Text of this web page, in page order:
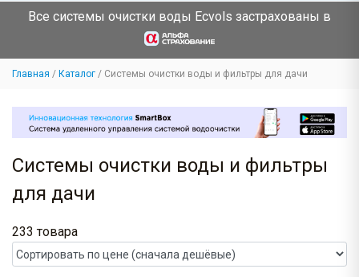
Все системы очистки воды Ecvols застрахованы в
Главная Каталог Системы очистки воды и фильтры для дачи
Системы очистки воды и фильтры
для дачи
233 товара